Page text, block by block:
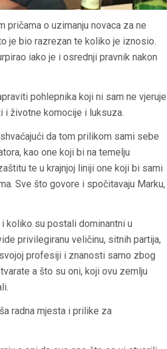
pričama o uzimanju novaca za ne
je bio razrezan te koliko je iznosio.
iako je i osrednji pravnik nakon
pohlepnika koji ni sam ne vjeruje
i životne komocije i luksuza.
da tom prilikom sami sebe
kao one koji bi na temelju
te u krajnjoj liniji one koji bi sami
Sve što govore i spočitavaju Marku,
koliko su postali dominantni u
privilegiranu veličinu, sitnih partija,
profesiji i znanosti samo zbog
a što su oni, koji ovu zemlju
radna mjesta i prilike za